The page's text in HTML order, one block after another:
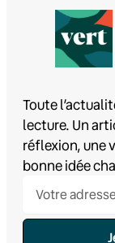
Toute
lecture. Un
réflexion, une
bonne idée